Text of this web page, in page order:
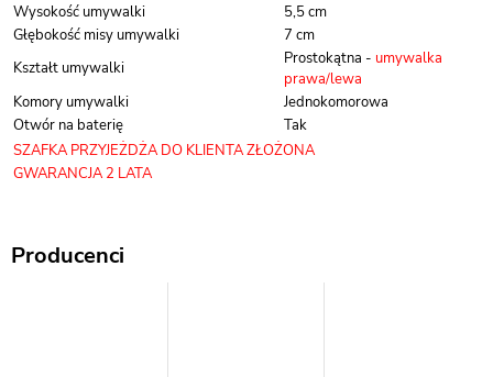
Wysokość umywalki
5,5 cm
Głębokość misy umywalki
7 cm
Kształt umywalki
Prostokątna - umywalka
prawa/lewa
Komory umywalki
Jednokomorowa
Otwór na baterię
Tak
SZAFKA PRZYJEŻDŻA DO KLIENTA ZŁOŻONA
GWARANCJA 2 LATA
Producenci